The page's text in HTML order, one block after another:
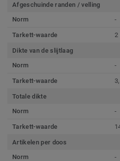
Afgeschuinde randen / velling
Norm
-
Tarkett-waarde 2
Dikte van de slijtlaag
Norm
-
Tarkett-waarde
Totale dikte
Norm
-
Tarkett-waarde
Artikelen per doos
Norm
-